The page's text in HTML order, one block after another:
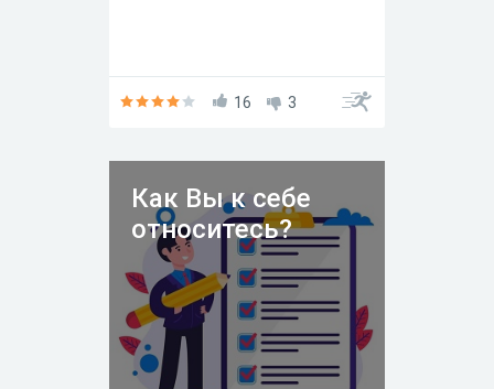
16 3
Как Вы к себе
относитесь?